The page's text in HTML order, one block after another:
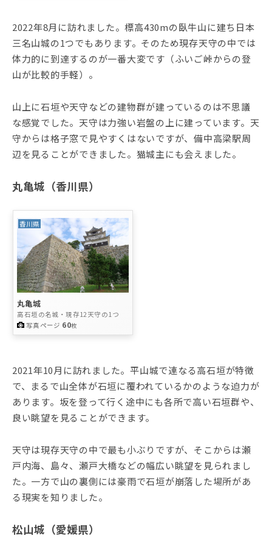
2022年8月に訪れました。標高430mの臥牛山に建ち日本
三名山城の1つでもあります。そのため現存天守の中では
体力的に到達するのが一番大変です（ふいご峠からの登
山が比較的手軽）。
山上に石垣や天守などの建物群が建っているのは不思議
な感覚でした。天守は力強い岩盤の上に建っています。天
守からは格子窓で見やすくはないですが、備中高梁駅周
辺を見ることができました。猫城主にも会えました。
丸亀城（香川県）
香川県
丸亀城
高石垣の名城・現存12天守の1つ
写真ページ 60枚
2021年10月に訪れました。平山城で連なる高石垣が特徴
で、まるで山全体が石垣に覆われているかのような迫力が
あります。坂を登って行く途中にも各所で高い石垣群や、
良い眺望を見ることができます。
天守は現存天守の中で最も小ぶりですが、そこからは瀬
戸内海、島々、瀬戸大橋などの幅広い眺望を見られまし
た。一方で山の裏側には豪雨で石垣が崩落した場所があ
る現実を知りました。
松山城（愛媛県）